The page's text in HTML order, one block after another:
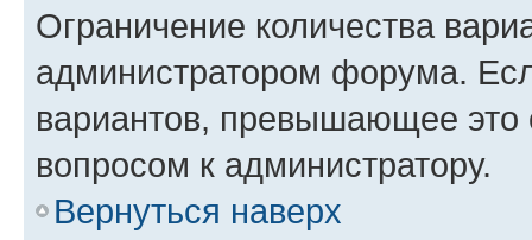
Ограничение количества
администратором форума.
вариантов, превышающее это
вопросом к администратору.
Вернуться наверх